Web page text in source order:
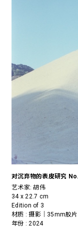
对沉弃物的表皮研究
艺术家:胡伟
34 x 22.7 cm
Edition of 3
材质 : 摄影｜35mm胶
年份 : 2024